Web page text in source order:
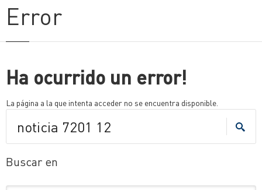
Error
Ha ocurrido un error!
La página a la que intenta acceder no se encuentra disponible.
Buscar en